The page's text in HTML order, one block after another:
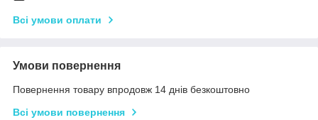
Всі умови оплати
Умови повернення
Повернення товару впродовж 14 днів безкоштовно
Всі умови повернення